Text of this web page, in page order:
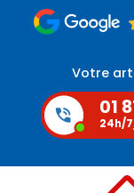
Votre
01
24h/